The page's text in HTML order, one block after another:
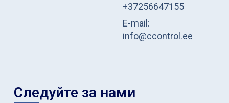
+37256647155
E-mail:
info@ccontrol.ee
Следуйте за нами